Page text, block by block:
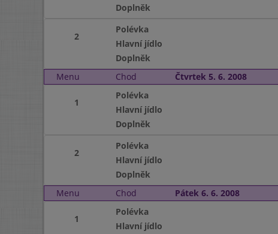
Doplněk
2
Polévka
Hlavní jídlo
Doplněk
Menu
Chod Čtvrtek 5. 6. 2008
1
Polévka
Hlavní jídlo
Doplněk
2
Polévka
Hlavní jídlo
Doplněk
Menu
Chod Pátek 6. 6. 2008
1
Polévka
Hlavní jídlo